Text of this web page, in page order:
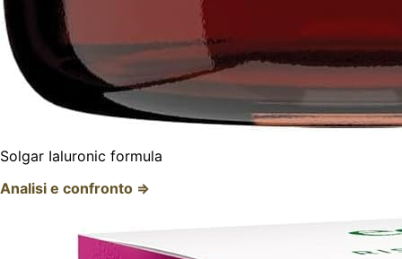
Solgar Ialuronic formula
Analisi e confronto ⇒